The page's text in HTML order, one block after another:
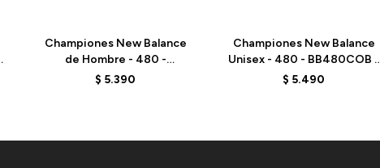
Championes New Balance
de Hombre - 480 -
BB480LBT - BLACK
$ 5.390
Championes New Balance
Unisex - 480 - BB480COB -
ELD
$ 5.490